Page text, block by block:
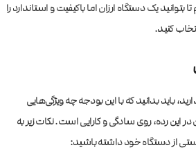
بتوانید یک دستگاه ارزان اما باکیفیت و استاندارد را
کنید.
۱ میلیونی را دارید، باید بدانید که با این بودجه چه ویژگی‌هایی
این رده، روی سادگی و کارایی است. نکات زیر به
از دستگاه خود داشته باشید: